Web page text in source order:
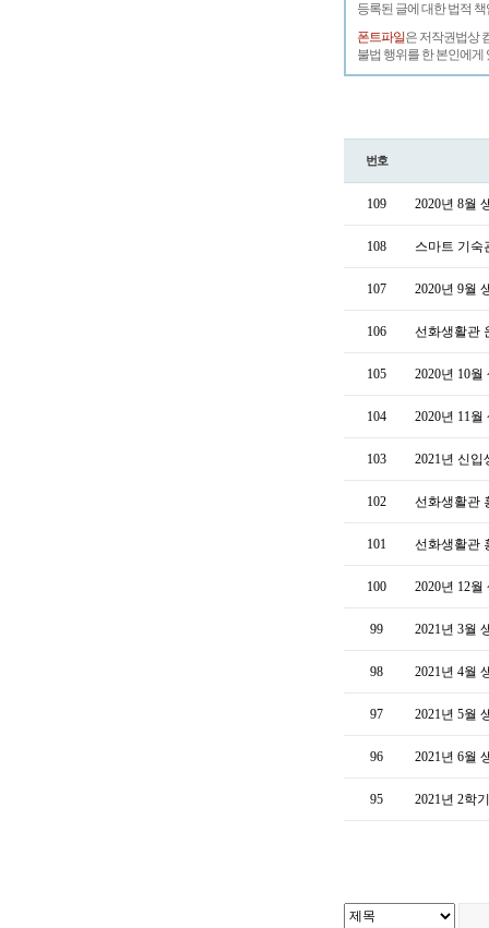
등록된 글에 대한 법적
폰트파일은 저작권법상
불법 행위를 한 본인에게
번호
109 2020년 8월
108 스마트 기숙
107 2020년 9월
106 선화생활관
105 2020년 10
104 2020년 11
103 2021년 신
102 선화생활관
101 선화생활관
100 2020년 12
99 2021년 3월
98 2021년 4월
97 2021년 5월
96 2021년 6월
95 2021년 2학